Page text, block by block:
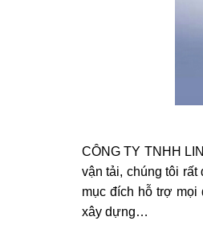
CÔNG TY TNHH
vận tải, chúng tôi
mục đích hỗ trợ mọi
xây dựng…